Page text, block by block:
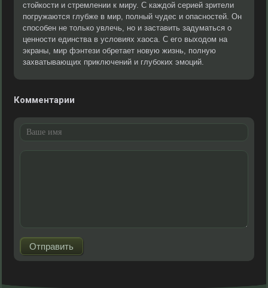
стойкости и стремлении к миру. С каждой серией зрители
погружаются глубже в мир, полный чудес и опасностей. Он
способен не только увлечь, но и заставить задуматься о
ценности единства в условиях хаоса. С его выходом на
экраны, мир фэнтези обретает новую жизнь, полную
захватывающих приключений и глубоких эмоций.
Комментарии